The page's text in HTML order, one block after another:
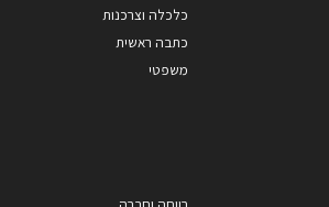
כלכלה וצרכנות
כתבה ראשית
משפטי